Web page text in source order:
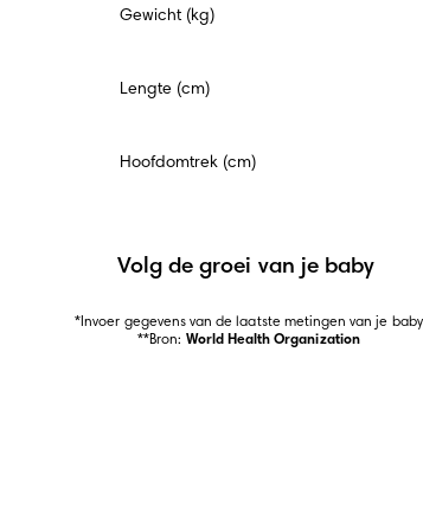
Gewicht (kg)
Lengte (cm)
Hoofdomtrek (cm)
Volg de groei van je baby
*Invoer gegevens van de laatste metingen van je baby
**Bron: World Health Organization